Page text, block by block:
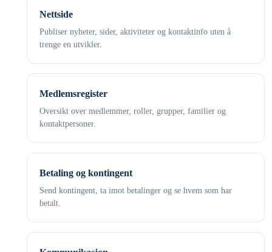
Nettside
Publiser nyheter, sider, aktiviteter og kontaktinfo uten å
trenge en utvikler.
Medlemsregister
Oversikt over medlemmer, roller, grupper, familier og
kontaktpersoner.
Betaling og kontingent
Send kontingent, ta imot betalinger og se hvem som har
betalt.